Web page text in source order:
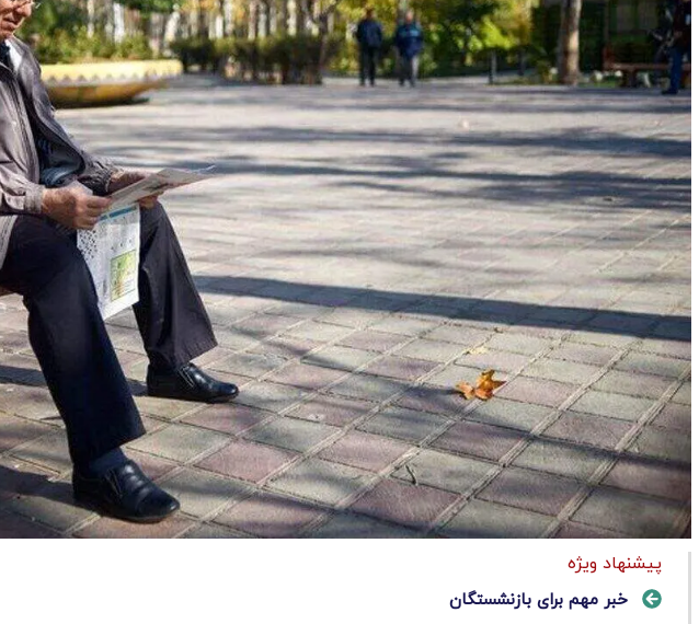
پیشنهاد ویژه
خبر مهم برای بازنشستگان